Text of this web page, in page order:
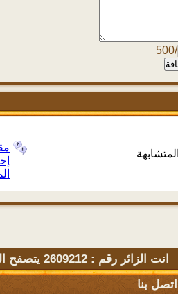
/500
انت الزائر رقم : 2609212 يتصفح الموقع حاليا : 305
اتصل بنا